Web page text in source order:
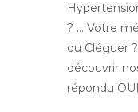
? … Votre
ou Cléguer
découvrir
répondu